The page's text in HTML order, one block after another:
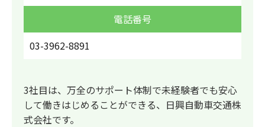
電話番号
03-3962-8891
3社目は、万全のサポート体制で未経験者でも安心
して働きはじめることができる、日興自動車交通株
式会社です。